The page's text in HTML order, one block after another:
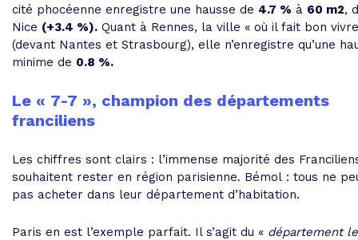
cité phocéenne enregistre une hausse de 4.7 % à 60 m2,
Nice (+3.4 %). Quant à Rennes, la ville « où il fait bon
(devant Nantes et Strasbourg), elle n’enregistre qu’une
minime de 0.8 %.
Le « 7-7 », champion des départements
franciliens
Les chiffres sont clairs : l’immense majorité des
souhaitent rester en région parisienne. Bémol : tous ne
pas acheter dans leur département d’habitation.
Paris en est l’exemple parfait. Il s’agit du « département